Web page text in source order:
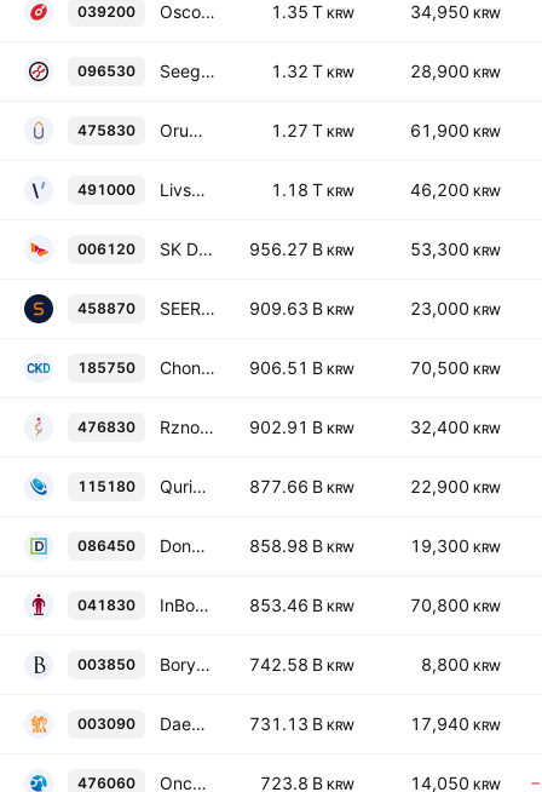
039200 Oscotec Inc. 1.35 T KRW 34,950 KRW
096530 Seegene, Inc. 1.32 T KRW 28,900 KRW
475830 Orum Therapeutics, Inc. 1.27 T KRW 61,900 KRW
491000 Livsmed Inc. 1.18 T KRW 46,200 KRW
006120 SK Discovery Co. Ltd. 956.27 B KRW 53,300 KRW
458870 SEERS Co. Ltd. 909.63 B KRW 23,000 KRW
185750 Chong Kun Dang Pharmaceutical Corp. 906.51 B KRW 70,500 KRW
476830 Rznomics Inc. 902.91 B KRW 32,400 KRW
115180 Qurient Co., Ltd. 877.66 B KRW 22,900 KRW
086450 DongKook Pharmaceutical Co., Ltd. 858.98 B KRW 19,300 KRW
041830 InBody Co., Ltd. 853.46 B KRW 70,800 KRW
003850 Boryung Corporation 742.58 B KRW 8,800 KRW
003090 Daewoong Co., Ltd. 731.13 B KRW 17,940 KRW
476060 Onconic Therapeutics, Inc. 723.8 B KRW 14,050 KRW